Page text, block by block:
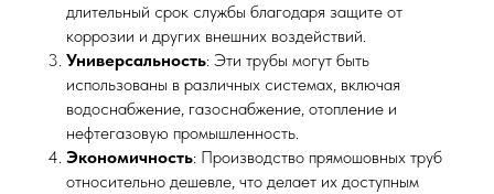
длительный срок службы благодаря защите от
коррозии и других внешних воздействий.
Универсальность: Эти трубы могут быть
использованы в различных системах, включая
водоснабжение, газоснабжение, отопление и
нефтегазовую промышленность.
Экономичность: Производство прямошовных труб
относительно дешевле, что делает их доступным